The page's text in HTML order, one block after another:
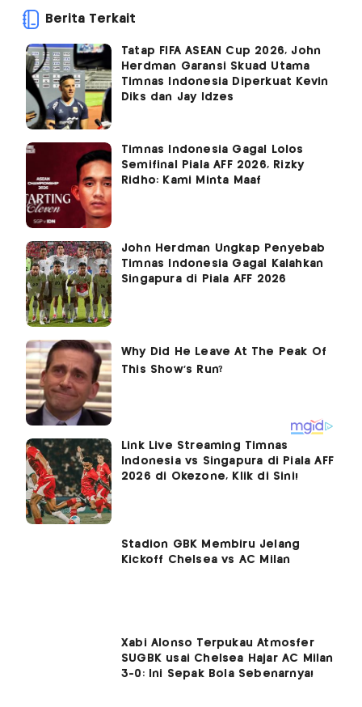
Berita Terkait
Tatap FIFA ASEAN Cup 2026, John
Herdman Garansi Skuad Utama
Timnas Indonesia Diperkuat Kevin
Diks dan Jay Idzes
Timnas Indonesia Gagal Lolos
Semifinal Piala AFF 2026, Rizky
Ridho: Kami Minta Maaf
John Herdman Ungkap Penyebab
Timnas Indonesia Gagal Kalahkan
Singapura di Piala AFF 2026
Link Live Streaming Timnas
Indonesia vs Singapura di Piala AFF
2026 di Okezone, Klik di Sini!
Stadion GBK Membiru Jelang
Kickoff Chelsea vs AC Milan
Xabi Alonso Terpukau Atmosfer
SUGBK usai Chelsea Hajar AC Milan
3-0: Ini Sepak Bola Sebenarnya!